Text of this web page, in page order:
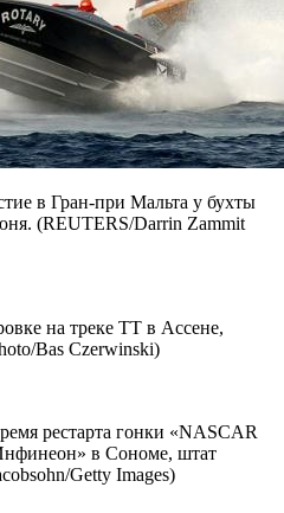
в Гран-при Мальта у бухты
(REUTERS/Darrin Zammit
на треке ТТ в Ассене,
Bas Czerwinski)
рестарта гонки «NASCAR
в Сономе, штат
Getty Images)